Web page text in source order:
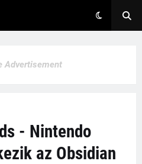
Advertisement
- Nintendo
az Obsidian